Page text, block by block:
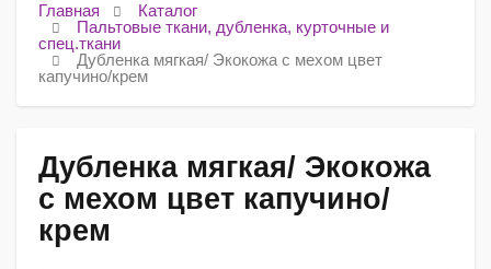
Главная
Каталог
Пальтовые ткани, дубленка, курточные и
спец.ткани
Дубленка мягкая/ Экокожа с мехом цвет
капучино/крем
Дубленка мягкая/ Экокожа
с мехом цвет капучино/
крем